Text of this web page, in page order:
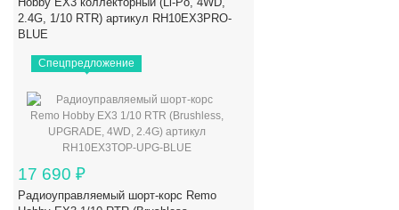
2.4G, 1/10 RTR) артикул RH10EX3PRO-
BLUE
Спецпредложение
17 690 ₽
Радиоуправляемый шорт-корс Remo